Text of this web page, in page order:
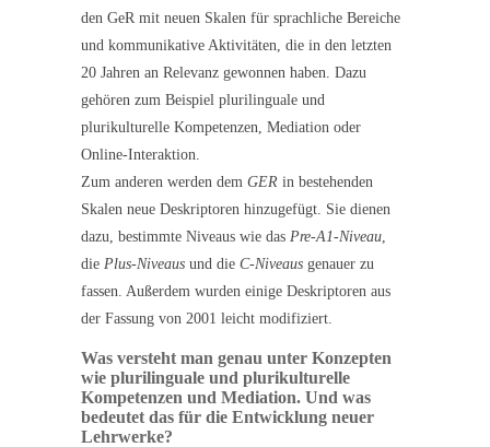
den GeR mit neuen Skalen für sprachliche Bereiche
und kommunikative Aktivitäten, die in den letzten
20 Jahren an Relevanz gewonnen haben. Dazu
gehören zum Beispiel plurilinguale und
plurikulturelle Kompetenzen, Mediation oder
Online-Interaktion.
Zum anderen werden dem GER in bestehenden
Skalen neue Deskriptoren hinzugefügt. Sie dienen
dazu, bestimmte Niveaus wie das Pre-A1-Niveau,
die Plus-Niveaus und die C-Niveaus genauer zu
fassen. Außerdem wurden einige Deskriptoren aus
der Fassung von 2001 leicht modifiziert.
Was versteht man genau unter Konzepten
wie plurilinguale und plurikulturelle
Kompetenzen und Mediation. Und was
bedeutet das für die Entwicklung neuer
Lehrwerke?